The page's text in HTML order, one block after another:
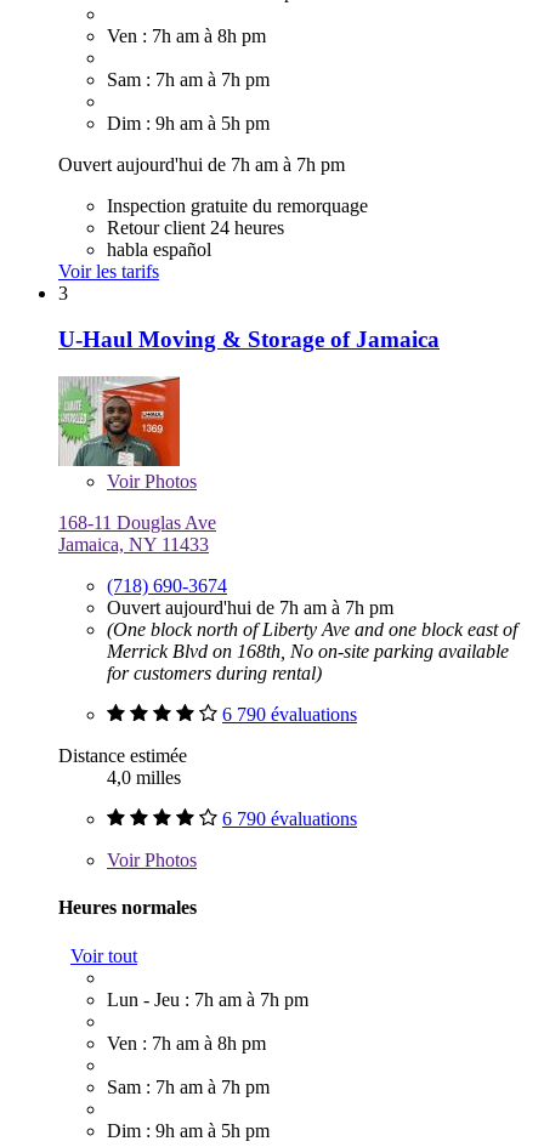
Ven : 7h am à 8h pm
Sam : 7h am à 7h pm
Dim : 9h am à 5h pm
Ouvert aujourd'hui de 7h am à 7h pm
Inspection gratuite du remorquage
Retour client 24 heures
habla español
Voir les tarifs
3
U-Haul Moving & Storage of Jamaica
VoirPhotos
168-11 Douglas Ave
Jamaica, NY 11433
(718) 690-3674
Ouvert aujourd'hui de 7h am à 7h pm
(One block north of Liberty Ave and one block east of
Merrick Blvd on 168th, No on-site parking available
for customers during rental)
6 790 évaluations
Distance estimée
4,0 milles
6 790 évaluations
VoirPhotos
Heures normales
Voir tout
Lun - Jeu : 7h am à 7h pm
Ven : 7h am à 8h pm
Sam : 7h am à 7h pm
Dim : 9h am à 5h pm